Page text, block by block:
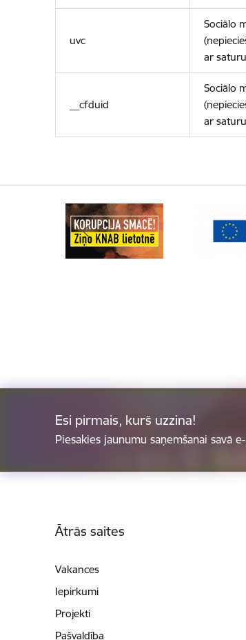
uvc
Sociālo
ar
__cfduid
Sociālo
ar
Esi pirmais, kurš uzzina!
Piesakies jaunumu saņemšanai savā
Ātrās saites
Vakances
Iepirkumi
Projekti
Pašvaldība